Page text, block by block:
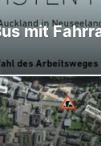
VEREINE
mit